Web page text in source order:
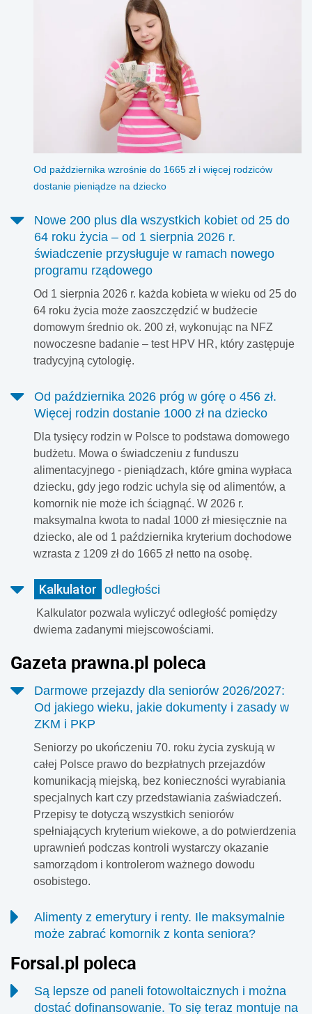
Od października wzrośnie do 1665 zł i więcej rodziców
dostanie pieniądze na dziecko
Nowe 200 plus dla wszystkich kobiet od 25 do
64 roku życia – od 1 sierpnia 2026 r.
świadczenie przysługuje w ramach nowego
programu rządowego
Od 1 sierpnia 2026 r. każda kobieta w wieku od 25 do
64 roku życia może zaoszczędzić w budżecie
domowym średnio ok. 200 zł, wykonując na NFZ
nowoczesne badanie – test HPV HR, który zastępuje
tradycyjną cytologię.
Od października 2026 próg w górę o 456 zł.
Więcej rodzin dostanie 1000 zł na dziecko
Dla tysięcy rodzin w Polsce to podstawa domowego
budżetu. Mowa o świadczeniu z funduszu
alimentacyjnego - pieniądzach, które gmina wypłaca
dziecku, gdy jego rodzic uchyla się od alimentów, a
komornik nie może ich ściągnąć. W 2026 r.
maksymalna kwota to nadal 1000 zł miesięcznie na
dziecko, ale od 1 października kryterium dochodowe
wzrasta z 1209 zł do 1665 zł netto na osobę.
Kalkulator odległości
Kalkulator pozwala wyliczyć odległość pomiędzy
dwiema zadanymi miejscowościami.
Gazeta prawna.pl poleca
Darmowe przejazdy dla seniorów 2026/2027:
Od jakiego wieku, jakie dokumenty i zasady w
ZKM i PKP
Seniorzy po ukończeniu 70. roku życia zyskują w
całej Polsce prawo do bezpłatnych przejazdów
komunikacją miejską, bez konieczności wyrabiania
specjalnych kart czy przedstawiania zaświadczeń.
Przepisy te dotyczą wszystkich seniorów
spełniających kryterium wiekowe, a do potwierdzenia
uprawnień podczas kontroli wystarczy okazanie
samorządom i kontrolerom ważnego dowodu
osobistego.
Alimenty z emerytury i renty. Ile maksymalnie
może zabrać komornik z konta seniora?
Długi alimentacyjne są przez polskie prawo traktowane w
sposób bezwzględny, a status emeryta czy rencisty nie
zapewnia przed nimi żadnej taryfy ulgowej. W przypadku
ściągania zaległych alimentów tradycyjna kwota wolna od
Forsal.pl poleca
Są lepsze od paneli fotowoltaicznych i można
dostać dofinansowanie. To się teraz montuje na